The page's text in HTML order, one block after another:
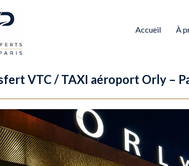
Accueil À
VTC / TAXI aéroport Orly –